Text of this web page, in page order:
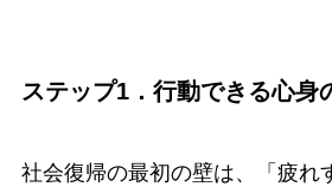
ステップ1．行動できる心身
社会復帰の最初の壁は、「疲れ